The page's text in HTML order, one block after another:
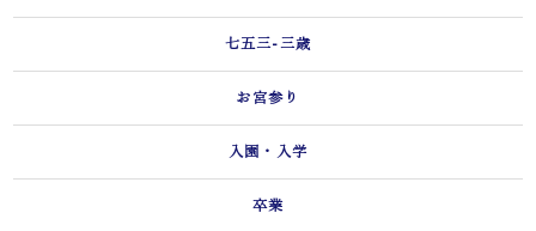
七五三-三歳
お宮参り
入園・入学
卒業